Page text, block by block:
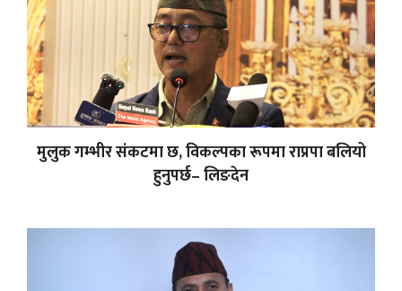
मुलुक गम्भीर संकटमा छ, विकल्पका रूपमा राप्रपा बलियो
हुनुपर्छ– लिङदेन